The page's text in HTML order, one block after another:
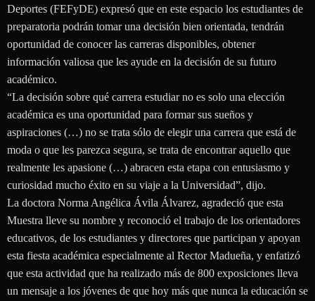
Deportes (FEFyDE) expresó que en este espacio los estudiantes de
preparatoria podrán tomar una decisión bien orientada, tendrán
oportunidad de conocer las carreras disponibles, obtener
información valiosa que les ayude en la decisión de su futuro
académico.
“La decisión sobre qué carrera estudiar no es solo una elección
académica es una oportunidad para formar sus sueños y
aspiraciones (…) no se trata sólo de elegir una carrera que está de
moda o que les parezca segura, se trata de encontrar aquello que
realmente les apasione (…) abracen esta etapa con entusiasmo y
curiosidad mucho éxito en su viaje a la Universidad”, dijo.
La doctora Norma Angélica Ávila Álvarez, agradeció que esta
Muestra lleve su nombre y reconoció el trabajo de los orientadores
educativos, de los estudiantes y directores que participan y apoyan
esta fiesta académica especialmente al Rector Madueña, y enfatizó
que esta actividad que ha realizado más de 800 exposiciones lleva
un mensaje a los jóvenes de que hoy más que nunca la educación se